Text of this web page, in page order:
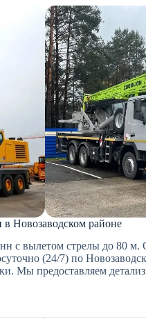
в Новозаводском районе
с вылетом стрелы до 80
(24/7) по
Мы предоставляем